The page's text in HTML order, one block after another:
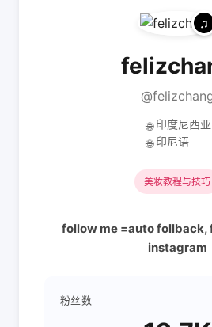
🌐 印度尼西亚
🌐 印尼语
美妆教程与技巧
follow me =auto follback,
instagram
粉丝数